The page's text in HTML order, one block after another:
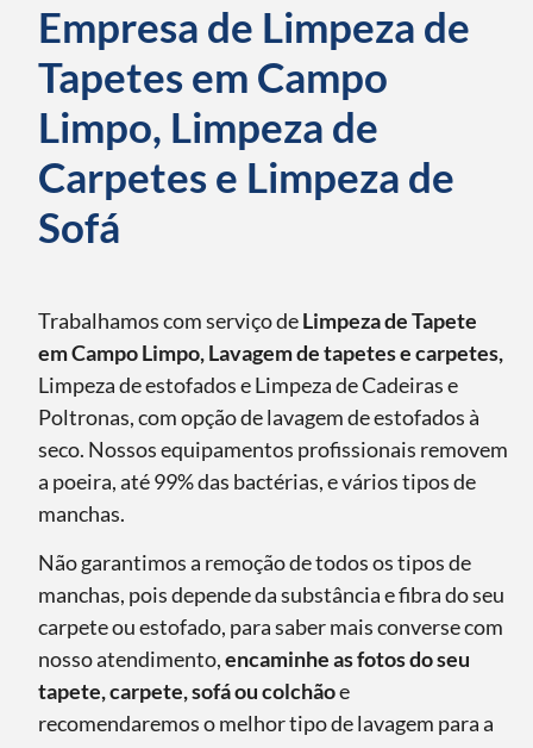
Empresa de Limpeza de
Tapetes em Campo
Limpo, Limpeza de
Carpetes e Limpeza de
Sofá
Trabalhamos com serviço deLimpeza de Tapete
em Campo Limpo, Lavagem de tapetes e carpetes,
Limpeza de estofados e Limpeza de Cadeiras e
Poltronas, com opção de lavagem de estofados à
seco. Nossos equipamentos profissionais removem
a poeira, até 99% das bactérias, e vários tipos de
manchas.
Não garantimos a remoção de todos os tipos de
manchas, pois depende da substância e fibra do seu
carpete ou estofado, para saber mais converse com
nosso atendimento,encaminhe as fotos do seu
tapete, carpete, sofá ou colchãoe
recomendaremos o melhor tipo de lavagem para a